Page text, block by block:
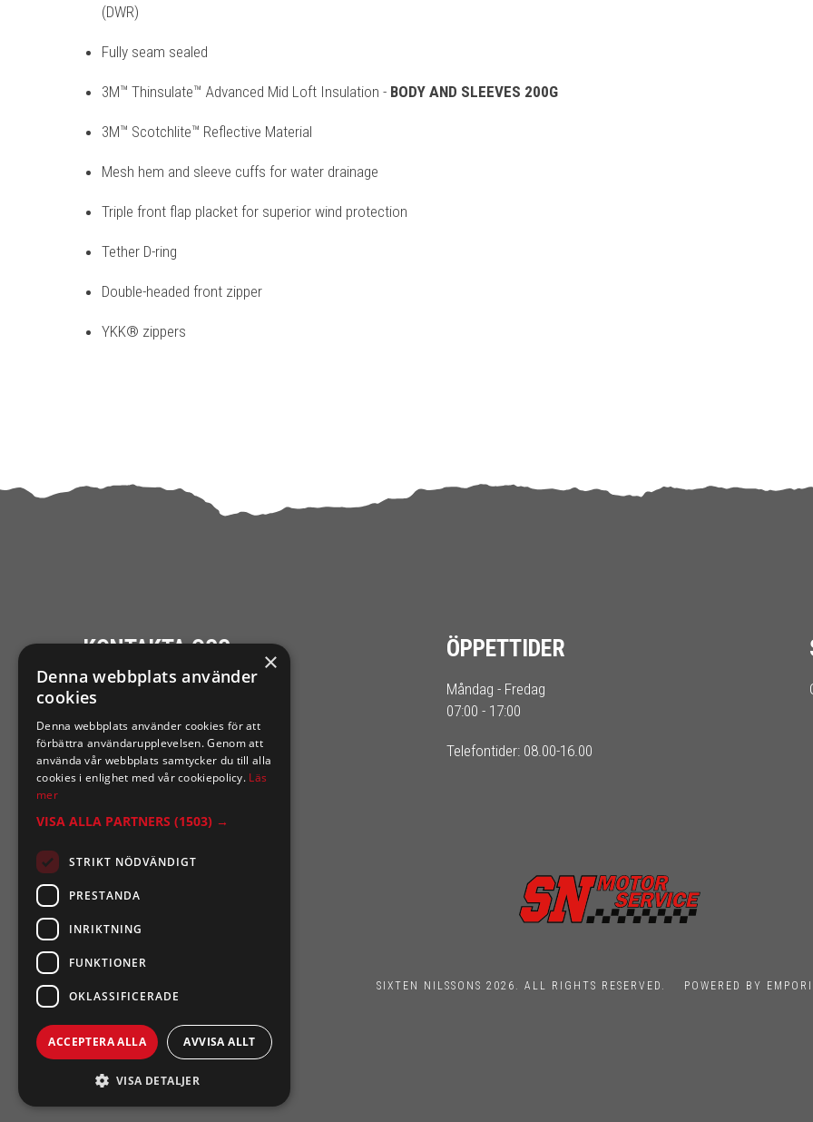
(DWR)
Fully seam sealed
3M™ Thinsulate™ Advanced Mid Loft Insulation - BODY AND SLEEVES 200G
3M™ Scotchlite™ Reflective Material
Mesh hem and sleeve cuffs for water drainage
Triple front flap placket for superior wind protection
Tether D-ring
Double-headed front zipper
YKK® zippers
KONTAKTA OSS
Ångra mitt köp
0921-102 09
support@sixtennilssons.com
ÖPPETTIDER
Måndag - Fredag
07:00 - 17:00
Telefontider: 08.00-16.00
SIXTEN NILSSONS 2026. ALL RIGHTS RESERVED. POWERED BY
×
Denna webbplats använder
cookies
Denna webbplats använder cookies för att
förbättra användarupplevelsen. Genom att
använda vår webbplats samtycker du till alla
cookies i enlighet med vår cookiepolicy. Läs
mer
VISA ALLA PARTNERS (1503) →
STRIKT NÖDVÄNDIGT
PRESTANDA
INRIKTNING
FUNKTIONER
OKLASSIFICERADE
ACCEPTERA ALLA AVVISA ALLT
VISA DETALJER